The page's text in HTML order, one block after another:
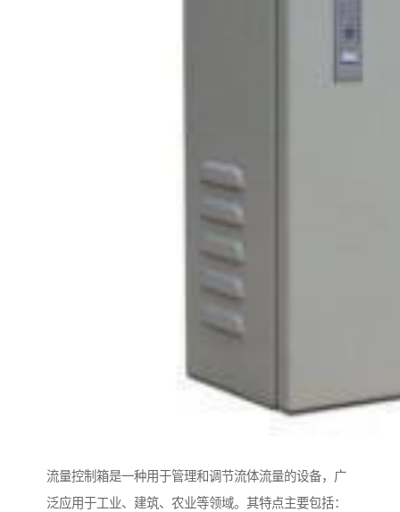
流量控制箱是一种用于管理和调节流体流量的设备，广
泛应用于工业、建筑、农业等领域。其特点主要包括：